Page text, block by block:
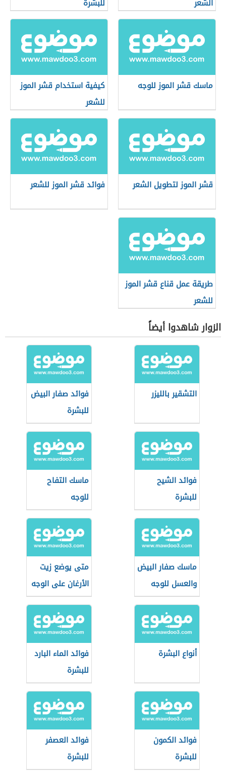
الشعر للبشرة
ماسك قشر الموز للوجه
كيفية استخدام قشر الموز
للشعر
قشر الموز لتطويل الشعر فوائد قشر الموز للشعر
طريقة عمل قناع قشر الموز
للشعر
الزوار شاهدوا أيضاً
التشقير بالليزر
فوائد صفار البيض
للبشرة
فوائد الشيح
للبشرة
ماسك التفاح
للوجه
ماسك صفار البيض
والعسل للوجه
متى يوضع زيت
الأرغان على الوجه
أنواع البشرة
فوائد الماء البارد
للبشرة
فوائد الكمون
للبشرة
فوائد العصفر
للبشرة